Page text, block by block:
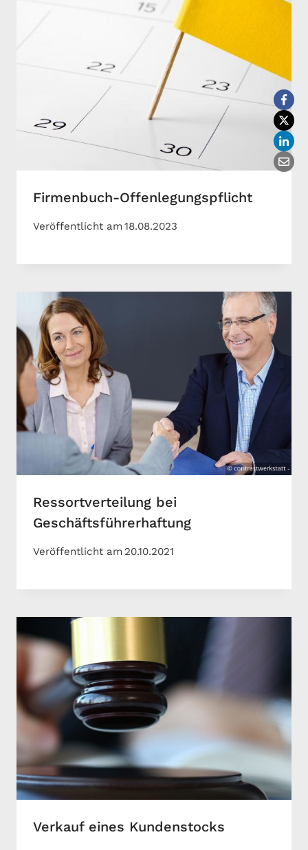
Firmenbuch-Offenlegungspflicht
Veröffentlicht am18.08.2023
Ressortverteilung bei
Geschäftsführerhaftung
Veröffentlicht am 20.10.2021
Verkauf eines Kundenstocks